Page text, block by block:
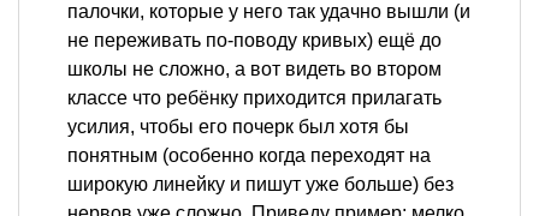
палочки, которые у него так удачно вышли (и
не переживать по-поводу кривых) ещё до
школы не сложно, а вот видеть во втором
классе что ребёнку приходится прилагать
усилия, чтобы его почерк был хотя бы
понятным (особенно когда переходят на
широкую линейку и пишут уже больше) без